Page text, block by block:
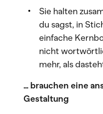
Sie halten
du sagst, in
einfache
nicht
mehr, als
… brauchen eine
Gestaltung